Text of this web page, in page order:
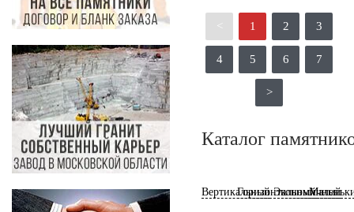
< 1 2 3
4 5 6 7
>
Каталог
ВертикальныйГоризонтальный
Экономичный